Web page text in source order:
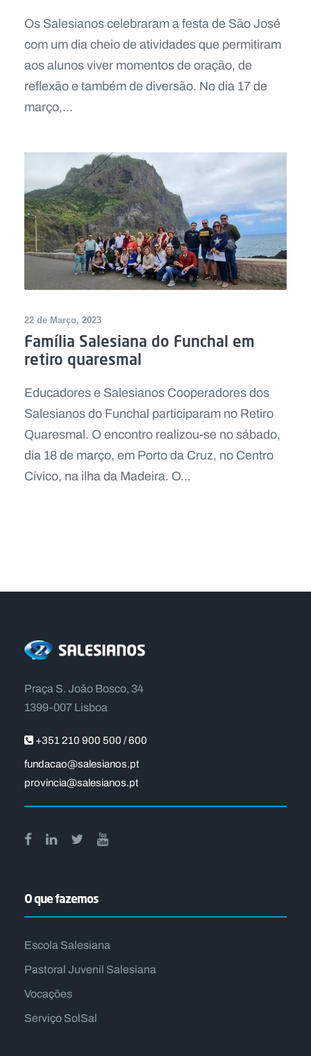
Os Salesianos celebraram a festa de São José
com um dia cheio de atividades que permitiram
aos alunos viver momentos de oração, de
reflexão e também de diversão. No dia 17 de
março,...
22 de Março, 2023
Família Salesiana do Funchal em
retiro quaresmal
Educadores e Salesianos Cooperadores dos
Salesianos do Funchal participaram no Retiro
Quaresmal. O encontro realizou-se no sábado,
dia 18 de março, em Porto da Cruz, no Centro
Cívico, na ilha da Madeira. O...
Praça S. João Bosco, 34
1399-007 Lisboa
+351 210 900 500 / 600
fundacao@salesianos.pt
provincia@salesianos.pt
O que fazemos
Escola Salesiana
Pastoral Juvenil Salesiana
Vocações
Serviço SolSal